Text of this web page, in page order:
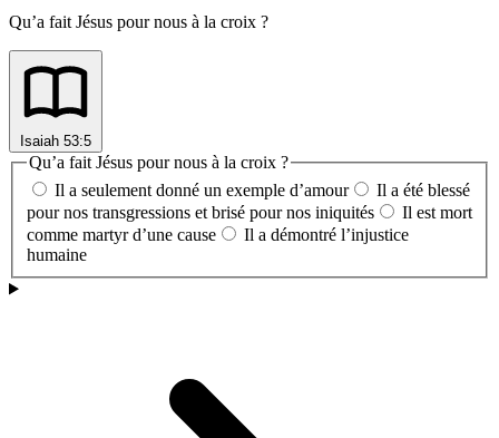
Qu’a fait Jésus pour nous à la croix ?
Isaiah 53:5
Qu’a fait Jésus pour nous à la croix ?
Il a seulement donné un exemple d’amour
Il a été blessé
pour nos transgressions et brisé pour nos iniquités
Il est mort
comme martyr d’une cause
Il a démontré l’injustice
humaine